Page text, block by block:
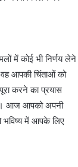
में कोई भी निर्णय लेने
वह आपकी चिंताओं को
करने का प्रयास
आज आपको अपनी
में आपके लिए